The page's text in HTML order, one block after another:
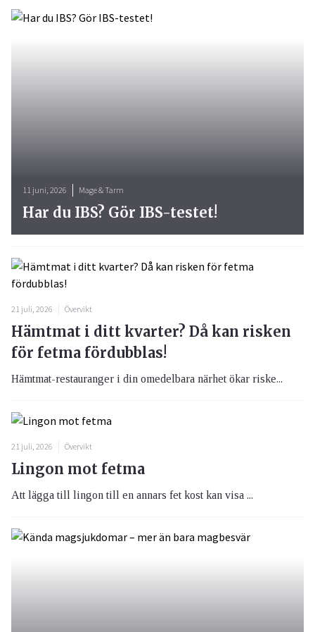
21 juli, 2026 Övervikt
Hämtmat i ditt kvarter? Då kan risken
för fetma fördubblas!
Hämtmat-restauranger i din omedelbara närhet ökar riske...
21 juli, 2026 Övervikt
Lingon mot fetma
Att lägga till lingon till en annars fet kost kan visa ...
11 juni, 2026 Mage & Tarm
Har du IBS? Gör IBS-testet!